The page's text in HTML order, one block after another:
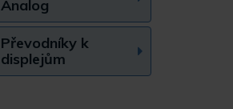
Analog
Převodníky k
displejům